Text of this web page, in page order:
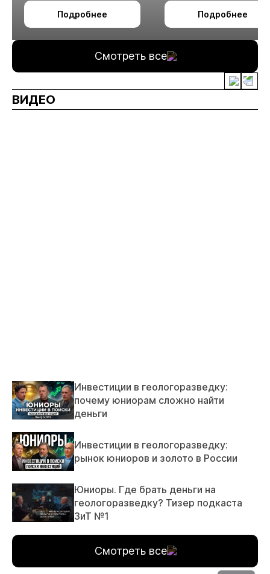
октября в Алматы
Подробнее
технологии
измельчения
Подробнее
Смотреть все
ВИДЕО
Инвестиции в геологоразведку:
почему юниорам сложно найти
деньги
Инвестиции в геологоразведку:
рынок юниоров и золото в России
Юниоры. Где брать деньги на
геологоразведку? Тизер подкаста
ЗиТ №1
Смотреть все